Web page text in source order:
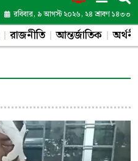
রবিবার, ৯ আগস্ট ২০২৬, ২৪ শ্রাবণ ১৪৩৩
রাজনীতি আন্তর্জাতিক